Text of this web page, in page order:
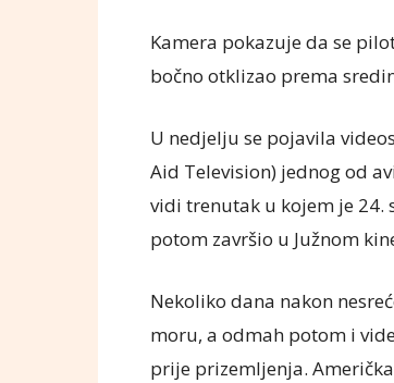
Kamera pokazuje da se
bočno otklizao prema
U nedjelju se pojavila
Aid Television) jednog od
vidi trenutak u kojem je 24.
potom završio u Južnom
Nekoliko dana nakon
moru, a odmah potom i
prije prizemljenja.